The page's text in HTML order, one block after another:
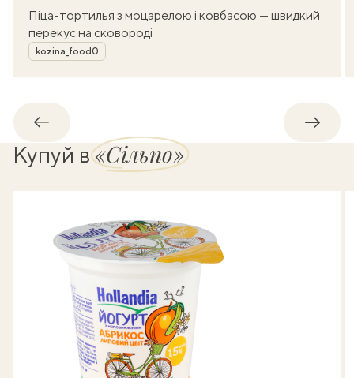
Піца-тортилья з моцарелою і ковбасою — швидкий
перекус на сковороді
Автор
kozina_food0
Назад
Купуй в«Сільпо»